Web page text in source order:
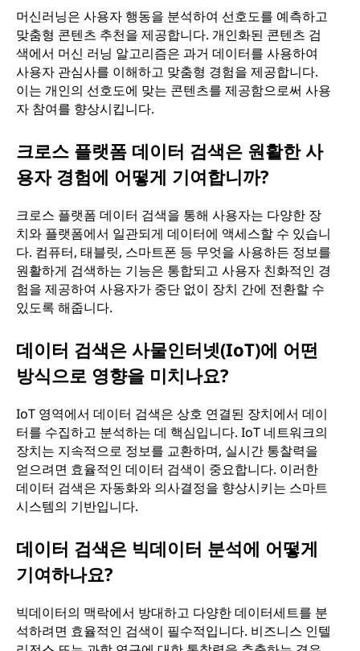
머신러닝은 사용자 행동을 분석하여 선호도를 예측하고
맞춤형 콘텐츠 추천을 제공합니다. 개인화된 콘텐츠 검
색에서 머신 러닝 알고리즘은 과거 데이터를 사용하여
사용자 관심사를 이해하고 맞춤형 경험을 제공합니다.
이는 개인의 선호도에 맞는 콘텐츠를 제공함으로써 사용
자 참여를 향상시킵니다.
크로스 플랫폼 데이터 검색은 원활한 사
용자 경험에 어떻게 기여합니까?
크로스 플랫폼 데이터 검색을 통해 사용자는 다양한 장
치와 플랫폼에서 일관되게 데이터에 액세스할 수 있습니
다. 컴퓨터, 태블릿, 스마트폰 등 무엇을 사용하든 정보를
원활하게 검색하는 기능은 통합되고 사용자 친화적인 경
험을 제공하여 사용자가 중단 없이 장치 간에 전환할 수
있도록 해줍니다.
데이터 검색은 사물인터넷(IoT)에 어떤
방식으로 영향을 미치나요?
IoT 영역에서 데이터 검색은 상호 연결된 장치에서 데이
터를 수집하고 분석하는 데 핵심입니다. IoT 네트워크의
장치는 지속적으로 정보를 교환하며, 실시간 통찰력을
얻으려면 효율적인 데이터 검색이 중요합니다. 이러한
데이터 검색은 자동화와 의사결정을 향상시키는 스마트
시스템의 기반입니다.
데이터 검색은 빅데이터 분석에 어떻게
기여하나요?
빅데이터의 맥락에서 방대하고 다양한 데이터세트를 분
석하려면 효율적인 검색이 필수적입니다. 비즈니스 인텔